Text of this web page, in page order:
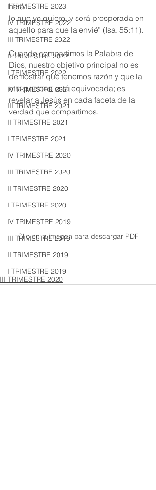
I TRIMESTRE 2023
IV TRIMESTRE 2022
III TRIMESTRE 2022
II TRIMESTRE 2022
I TRIMESTRE 2022
IV TRIMESTRE 2021
III TRIMESTRE 2021
II TRIMESTRE 2021
I TRIMESTRE 2021
IV TRIMESTRE 2020
III TRIMESTRE 2020
II TRIMESTRE 2020
I TRIMESTRE 2020
IV TRIMESTRE 2019
III TRIMESTRE 2019
II TRIMESTRE 2019
I TRIMESTRE 2019
hará
lo que yo quiero, y será prosperada en
aquello para que la envié” (Isa. 55:11).
Cuando compartimos la Palabra de
Dios, nuestro objetivo principal no es
demostrar que tenemos razón y que la
otra persona está equivocada; es
revelar a Jesús en cada faceta de la
verdad que compartimos.
Clic en la imagen para descargar PDF
III TRIMESTRE 2020